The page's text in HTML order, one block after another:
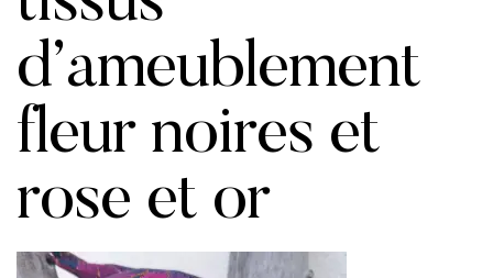
d’ameublement
fleur noires et
rose et or